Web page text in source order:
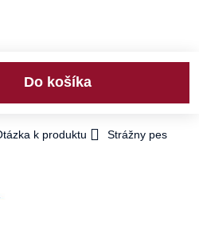
Do košíka
k produktu
Strážny pes